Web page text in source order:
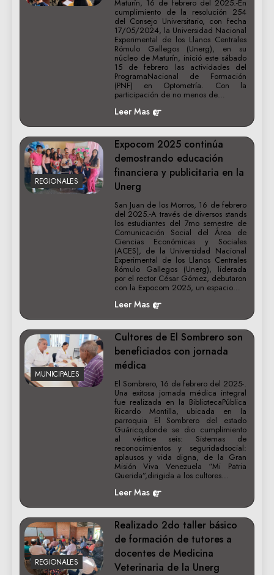
Maturín, 16 de febrero del 2025.-En
cumplimiento de la resolución 254
del Consejo Universitario, con fecha
17/05/2024, la Universidad Nacional
Experimental de los Llanos Centrales
Rómulo Gallegos (Unerg), en su
núcleo de Maturín, inició este sábado
15 de febrero las actividades del
ProgramaNacional de Formación
(PNF) en Optometría. Con la
participación de no menos de…
Leer Mas
REGIONALES
Expocom 2025 continúa
demostrando educación
financiera y publicitaria en la
Unerg
San Juan de los Morros, 16 de febrero
del 2025.-A través de diversos stands
los estudiantes del 7mo semestre de
Comunicación Social del Área de
Ciencias Económicas y Sociales
(ACES), de la Universidad Nacional
Experimental de los Llanos Centrales
Rómulo Gallegos (Unerg), liderada
por el rector César Gómez, debutaron
con la Expocom 2025, un espacio…
Leer Mas
MUNICIPALES
Cultores de El Sombrero son
beneficiados con jornada
médica
El Sombrero, 16 de febrero del 2025-.
Una exitosa jornada médica integral
fue realizada en la BibliotecaPública
Ricardo Montilla, ubicada en la
parroquia El Sombrero del estado
Guárico,donde se dio cumplimiento
al vértice seis: Sistemas de
reconocimientos y seguridadsocial:
aplausos y vida digna, de la Gran
Misión Viva Venezuela “Mi Patria
Querida”,dirigida a los cultores…
Leer Mas
REGIONALES
Realizado 2do taller básico
de formación de tutores a
docentes de Medicina
Veterinaria de la Unerg